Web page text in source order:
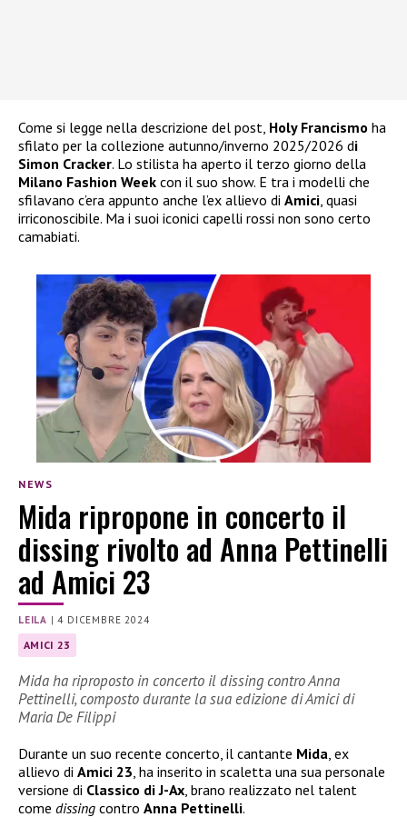
Come si legge nella descrizione del post, Holy Francismo ha
sfilato per la collezione autunno/inverno 2025/2026 di
Simon Cracker. Lo stilista ha aperto il terzo giorno della
Milano Fashion Week con il suo show. E tra i modelli che
sfilavano c’era appunto anche l’ex allievo di Amici, quasi
irriconoscibile. Ma i suoi iconici capelli rossi non sono certo
camabiati.
NEWS
Mida ripropone in concerto il
dissing rivolto ad Anna Pettinelli
ad Amici 23
LEILA |4 DICEMBRE 2024
AMICI 23
Mida ha riproposto in concerto il dissing contro Anna
Pettinelli, composto durante la sua edizione di Amici di
Maria De Filippi
Durante un suo recente concerto, il cantante Mida, ex
allievo di Amici 23, ha inserito in scaletta una sua personale
versione di Classico di J-Ax, brano realizzato nel talent
come dissing contro Anna Pettinelli.